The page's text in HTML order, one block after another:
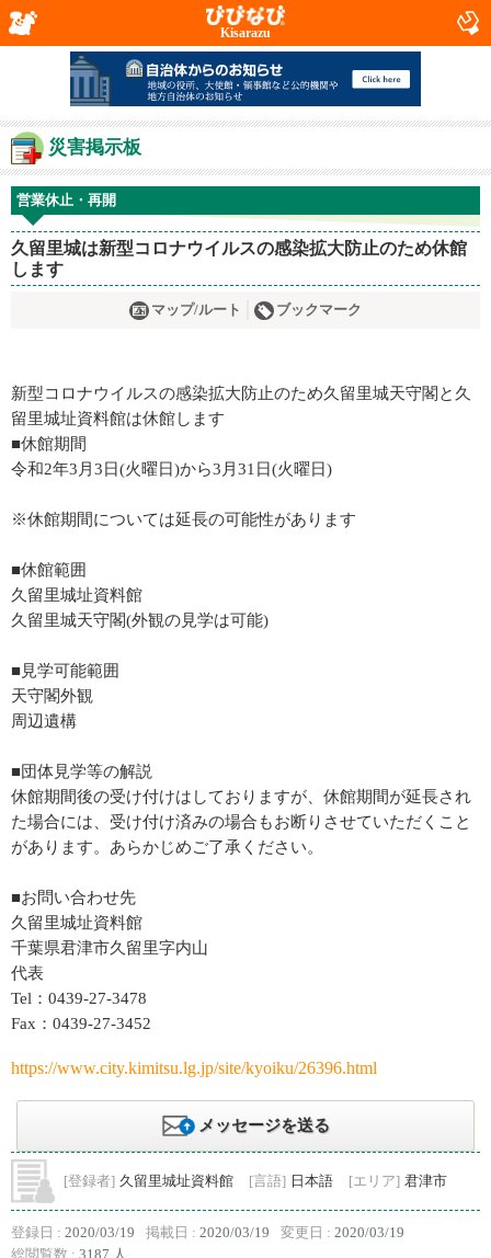
Kisarazu
災害掲示板
営業休止・再開
久留里城は新型コロナウイルスの感染拡大防止のため休館
します
マップ/ルート ブックマーク
新型コロナウイルスの感染拡大防止のため久留里城天守閣と久
留里城址資料館は休館します
■休館期間
令和2年3月3日(火曜日)から3月31日(火曜日)
※休館期間については延長の可能性があります
■休館範囲
久留里城址資料館
久留里城天守閣(外観の見学は可能)
■見学可能範囲
天守閣外観
周辺遺構
■団体見学等の解説
休館期間後の受け付けはしておりますが、休館期間が延長され
た場合には、受け付け済みの場合もお断りさせていただくこと
があります。あらかじめご了承ください。
■お問い合わせ先
久留里城址資料館
千葉県君津市久留里字内山
代表
Tel：0439-27-3478
Fax：0439-27-3452
https://www.city.kimitsu.lg.jp/site/kyoiku/26396.html
メッセージを送る
[登録者] 久留里城址資料館 [言語] 日本語 [エリア] 君津市
登録日 : 2020/03/19 掲載日 : 2020/03/19 変更日 : 2020/03/19
総閲覧数 : 3187 人